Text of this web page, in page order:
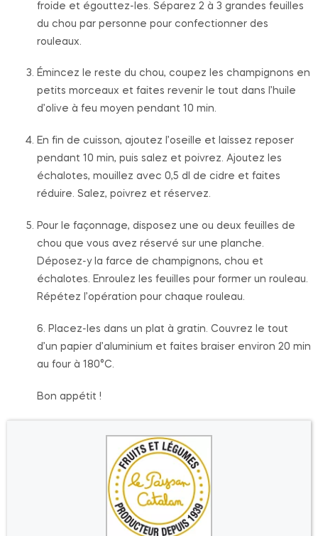
froide et égouttez-les. Séparez 2 à 3 grandes feuilles
du chou par personne pour confectionner des
rouleaux.
Émincez le reste du chou, coupez les champignons en
petits morceaux et faites revenir le tout dans l’huile
d’olive à feu moyen pendant 10 min.
En fin de cuisson, ajoutez l’oseille et laissez reposer
pendant 10 min, puis salez et poivrez. Ajoutez les
échalotes, mouillez avec 0,5 dl de cidre et faites
réduire. Salez, poivrez et réservez.
Pour le façonnage, disposez une ou deux feuilles de
chou que vous avez réservé sur une planche.
Déposez-y la farce de champignons, chou et
échalotes. Enroulez les feuilles pour former un rouleau.
Répétez l’opération pour chaque rouleau.
6. Placez-les dans un plat à gratin. Couvrez le tout
d’un papier d’aluminium et faites braiser environ 20 min
au four à 180°C.
Bon appétit !